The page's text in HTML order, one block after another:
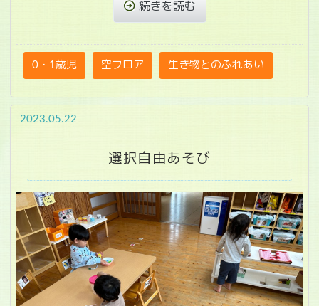
続きを読む
0・1歳児 空フロア 生き物とのふれあい
2023.05.22
選択自由あそび